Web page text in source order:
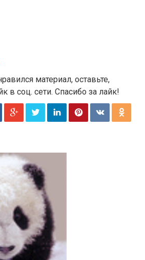
материал, оставьте,
в соц. сети. Спасибо за лайк!